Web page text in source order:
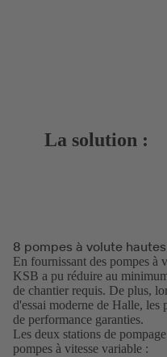
La solution :
8 pompes à volute
En fournissant des pompes
KSB a pu réduire au
de chantier requis. De plus,
d'essai moderne de Halle, les
de performance garanties.
Les deux stations de
pompes à vitesse variable :